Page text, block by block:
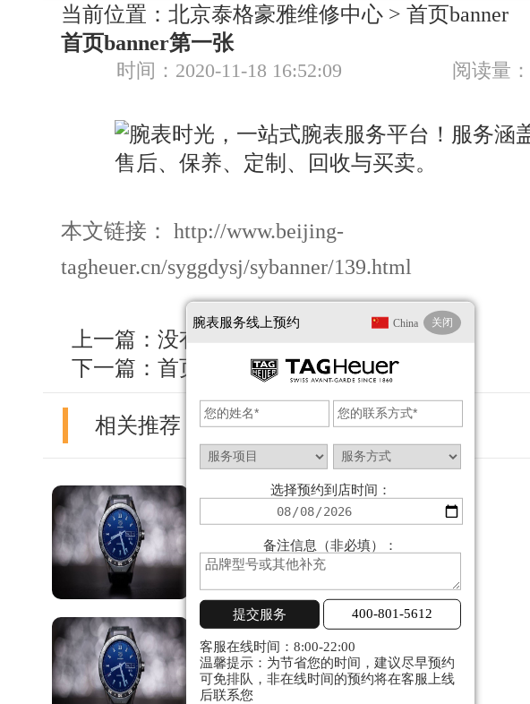
节假日正常营业！
当前位置： 北京泰格豪雅维修中心 > 首页banner
首页banner第一张
时间：2020-11-18 16:52:09 阅读量
本文链接： http://www.beijing-
tagheuer.cn/syggdysj/sybanner/139.html
上一篇：没有了
下一篇： 首页banner第二张
相关推荐
首页banner第一张
首页banner第二张
......
腕表服务线上预约 China 关闭
选择预约到店时间：
备注信息（非必填）：
提交服务 400-801-5612
客服在线时间：8:00-22:00
温馨提示：为节省您的时间，建议尽早预约
可免排队，非在线时间的预约将在客服上线
后联系您